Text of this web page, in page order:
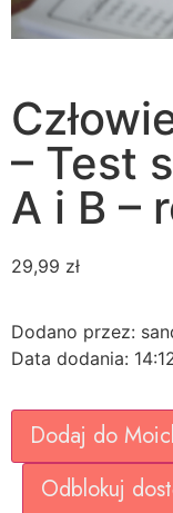
– Test
A i B –
29,99 zł
Dodano przez:
Data dodania:
Dodaj do
Odblokuj